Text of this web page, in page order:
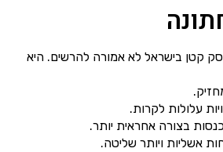
קטן בישראל לא אמורה להרשים. היא
עלולות לקרות.
בצורה אחראית יותר.
אשליות ויותר שליטה.